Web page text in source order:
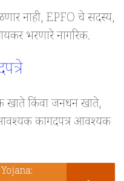
नाही, EPFO चे सदस्य,
भरणारे नागरिक.
खाते किंवा जनधन खाते,
आवश्यक कागदपत्र आवश्यक